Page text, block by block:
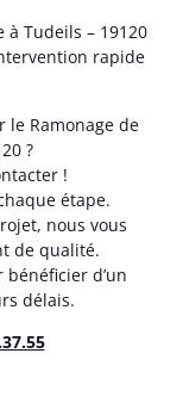
à Tudeils – 19120
rapide
le Ramonage de
?
!
étape.
nous vous
de qualité.
d’un
délais.